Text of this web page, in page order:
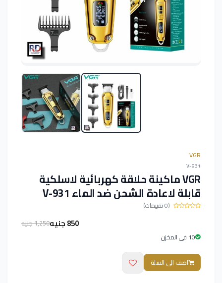
VGR
V-931
VGR ماكينة حلاقة كهربائية لاسلكية
قابلة لاعادة الشحن ضد الماء V-931
(0 تقييمات)
850 جنيه
1,250 جنيه
10 فى المخزن
اضف الى السلة